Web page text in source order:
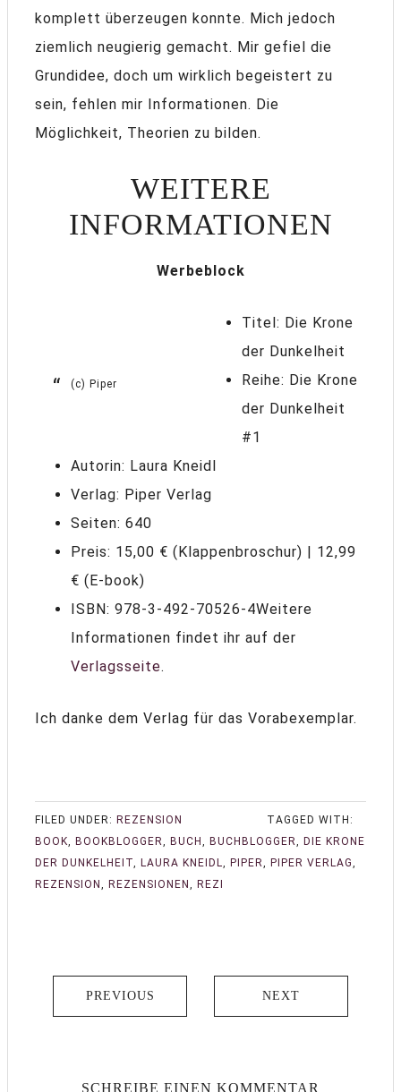
komplett überzeugen konnte. Mich jedoch
ziemlich neugierig gemacht. Mir gefiel die
Grundidee, doch um wirklich begeistert zu
sein, fehlen mir Informationen. Die
Möglichkeit, Theorien zu bilden.
WEITERE
INFORMATIONEN
Werbeblock
(c) Piper
Titel: Die Krone
der Dunkelheit
Reihe: Die Krone
der Dunkelheit
#1
Autorin: Laura Kneidl
Verlag: Piper Verlag
Seiten: 640
Preis: 15,00 € (Klappenbroschur) | 12,99
€ (E-book)
ISBN: 978-3-492-70526-4Weitere
Informationen findet ihr auf der
Verlagsseite.
Ich danke dem Verlag für das Vorabexemplar.
FILED UNDER: REZENSION
TAGGED WITH:
BOOK, BOOKBLOGGER, BUCH , BUCHBLOGGER, DIE KRONE
DER DUNKELHEIT, LAURA KNEIDL, PIPER, PIPER VERLAG,
REZENSION , REZENSIONEN , REZI
PREVIOUS NEXT
SCHREIBE EINEN KOMMENTAR